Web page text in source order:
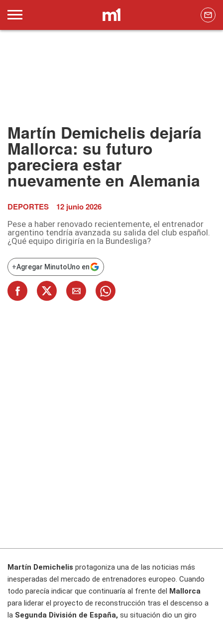
Martín Demichelis dejaría
Mallorca: su futuro
pareciera estar
nuevamente en Alemania
DEPORTES 12 junio 2026
Pese a haber renovado recientemente, el entrenador
argentino tendría avanzada su salida del club español.
¿Qué equipo dirigiría en la Bundesliga?
+Agregar MinutoUno en
Martín Demichelis protagoniza una de las noticias más
inesperadas del mercado de entrenadores europeo. Cuando
todo parecía indicar que continuaría al frente del Mallorca
para liderar el proyecto de reconstrucción tras el descenso a
la Segunda División de España, su situación dio un giro